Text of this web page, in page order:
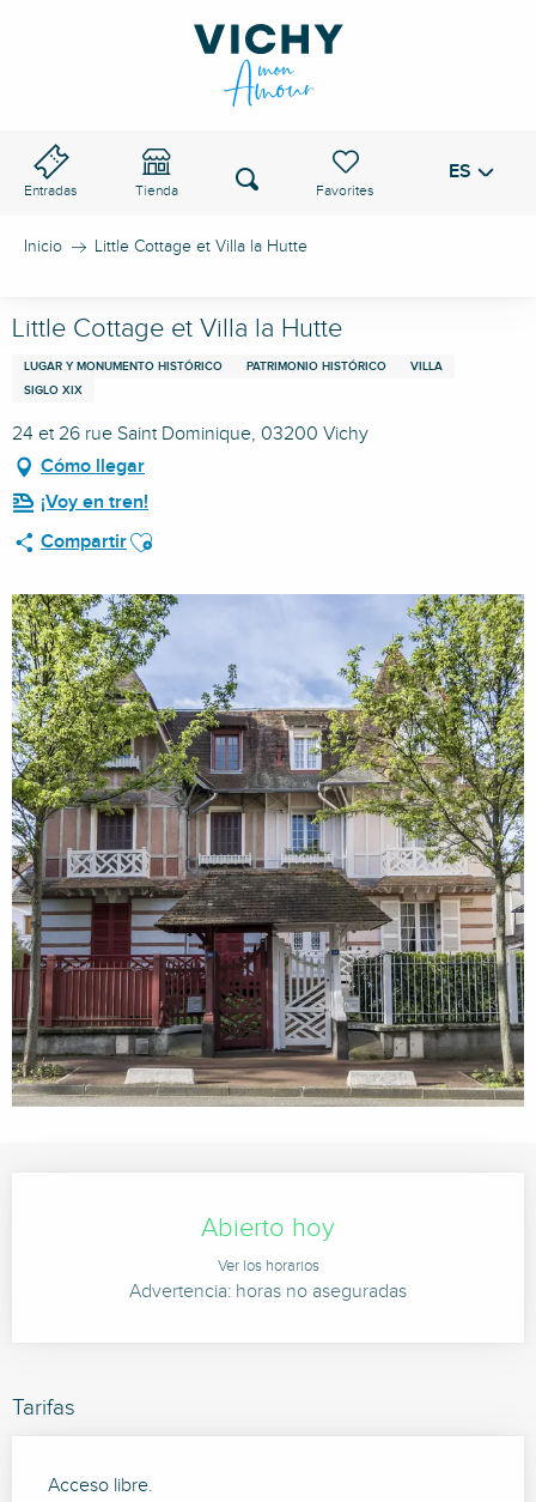
Entradas Tienda
Voir les favoris
Buscar ES
Inicio Little Cottage et Villa la Hutte
Little Cottage et Villa la Hutte
LUGAR Y MONUMENTO HISTÓRICO PATRIMONIO HISTÓRICO
VILLA
SIGLO XIX
24 et 26 rue Saint Dominique, 03200 Vichy
Cómo llegar
¡Voy en tren!
CompartirAjouter aux favoris
Abierto hoy
Ver los horarios
Advertencia: horas no aseguradas
Tarifas
Acceso libre.